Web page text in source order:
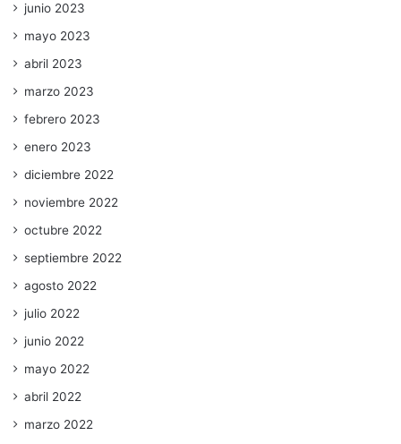
junio 2023
mayo 2023
abril 2023
marzo 2023
febrero 2023
enero 2023
diciembre 2022
noviembre 2022
octubre 2022
septiembre 2022
agosto 2022
julio 2022
junio 2022
mayo 2022
abril 2022
marzo 2022